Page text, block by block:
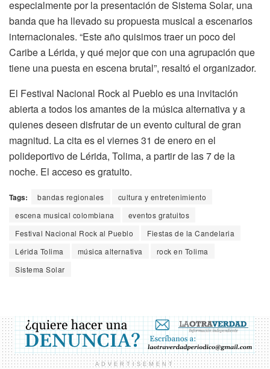
especialmente por la presentación de Sistema Solar, una
banda que ha llevado su propuesta musical a escenarios
internacionales. “Este año quisimos traer un poco del
Caribe a Lérida, y qué mejor que con una agrupación que
tiene una puesta en escena brutal”, resaltó el organizador.
El Festival Nacional Rock al Pueblo es una invitación
abierta a todos los amantes de la música alternativa y a
quienes deseen disfrutar de un evento cultural de gran
magnitud. La cita es el viernes 31 de enero en el
polideportivo de Lérida, Tolima, a partir de las 7 de la
noche. El acceso es gratuito.
Tags: bandas regionales
cultura y entretenimiento
escena musical colombiana
eventos gratuitos
Festival Nacional Rock al Pueblo
Fiestas de la Candelaria
Lérida Tolima
música alternativa
rock en Tolima
Sistema Solar
ADVERTISEMENT